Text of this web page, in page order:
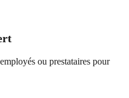
ou prestataires pour